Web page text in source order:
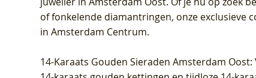
LG9006Y/S - Geelgoud (14k) met Lab
grown Diamant
– Geelgoud (14k) met Lab grown
Diamant
Geelgoud (14k) met Lab grown
Diamant
of fonkelende diamantringen, onze exclusieve
in Amsterdam Centrum.
14-Karaats Gouden Sieraden Amsterdam Oost: